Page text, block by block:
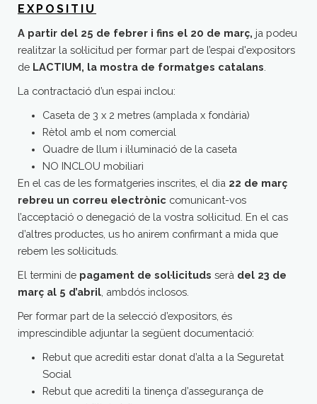
EXPOSITIU
A partir del 25 de febrer i fins el 20 de març, ja podeu
realitzar la sol·licitud per formar part de l’espai d'expositors
de LACTIUM, la mostra de formatges catalans.
La contractació d’un espai inclou:
Caseta de 3 x 2 metres (amplada x fondària)
Rètol amb el nom comercial
Quadre de llum i il·luminació de la caseta
NO INCLOU mobiliari
En el cas de les formatgeries inscrites, el dia 22 de març
rebreu un correu electrònic comunicant-vos
l’acceptació o denegació de la vostra sol·licitud. En el cas
d’altres productes, us ho anirem confirmant a mida que
rebem les sol·licituds.
El termini de pagament de sol·licituds serà del 23 de
març al 5 d’abril, ambdós inclosos.
Per formar part de la selecció d’expositors, és
imprescindible adjuntar la següent documentació:
Rebut que acrediti estar donat d’alta a la Seguretat
Social
Rebut que acrediti la tinença d’assegurança de